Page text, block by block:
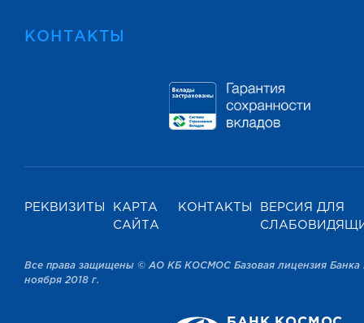
КОНТАКТЫ
РЕКВИЗИТЫ
КАРТА
САЙТА
КОНТАКТЫ
ВЕРСИЯ ДЛЯ
Все права защищены © АО КБ КОСМОС Базовая лицензия Банка
ноября 2018 г.